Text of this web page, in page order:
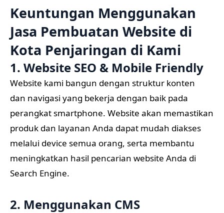
Keuntungan Menggunakan
Jasa Pembuatan Website di
Kota Penjaringan di Kami
1. Website SEO & Mobile Friendly
Website kami bangun dengan struktur konten
dan navigasi yang bekerja dengan baik pada
perangkat smartphone. Website akan memastikan
produk dan layanan Anda dapat mudah diakses
melalui device semua orang, serta membantu
meningkatkan hasil pencarian website Anda di
Search Engine.
2. Menggunakan CMS